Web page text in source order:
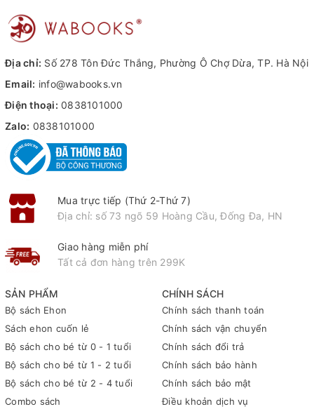
SẢN PHẨM
Bộ sách Ehon
Sách ehon cuốn lẻ
Bộ sách cho bé từ 0 - 1 tuổi
Bộ sách cho bé từ 1 - 2 tuổi
Bộ sách cho bé từ 2 - 4 tuổi
Combo sách
CHÍNH SÁCH
Chính sách thanh toán
Chính sách vận chuyển
Chính sách đổi trả
Chính sách bảo hành
Chính sách bảo mật
Điều khoản dịch vụ
Địa chỉ: Số 278 Tôn Đức Thắng, Phường Ô Chợ Dừa, TP. Hà Nội
Email: info@wabooks.vn
Điện thoại: 0838101000
Zalo: 0838101000
Mua trực tiếp (Thứ 2-Thứ 7)
Địa chỉ: số 73 ngõ 59 Hoàng Cầu, Đống Đa, HN
Giao hàng miễn phí
Tất cả đơn hàng trên 299K